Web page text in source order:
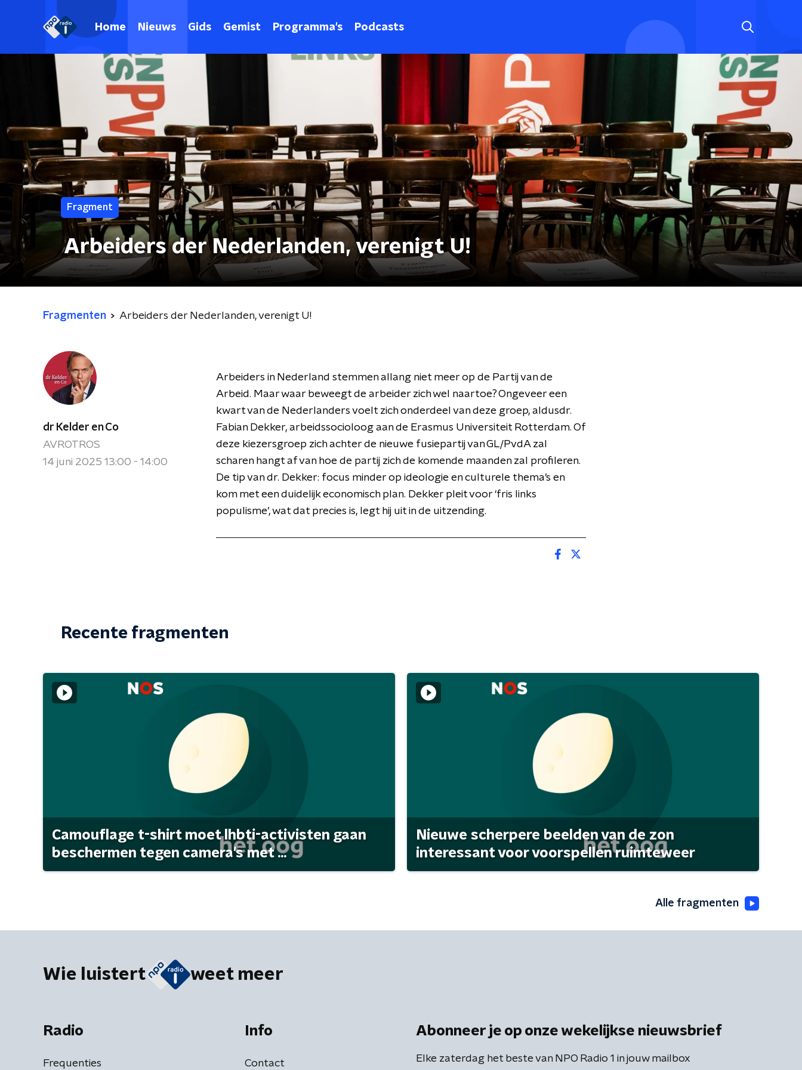
Home Nieuws Gids Gemist Programma's Podcasts
Fragment
Arbeiders der Nederlanden, verenigt U!
Fragmenten Arbeiders der Nederlanden, verenigt U!
dr Kelder en Co
AVROTROS
14 juni 2025 13:00 - 14:00
Arbeiders in Nederland stemmen allang niet meer op de Partij van de
Arbeid. Maar waar beweegt de arbeider zich wel naartoe? Ongeveer een
kwart van de Nederlanders voelt zich onderdeel van deze groep, aldusdr.
Fabian Dekker, arbeidssocioloog aan de Erasmus Universiteit Rotterdam. Of
deze kiezersgroep zich achter de nieuwe fusiepartij van GL/PvdA zal
scharen hangt af van hoe de partij zich de komende maanden zal profileren.
De tip van dr. Dekker: focus minder op ideologie en culturele thema’s en
kom met een duidelijk economisch plan. Dekker pleit voor ‘fris links
populisme’, wat dat precies is, legt hij uit in de uitzending.
Recente fragmenten
Camouflage t-shirt moet lhbti-activisten gaan
beschermen tegen camera's met ...
Nieuwe scherpere beelden van de zon
interessant voor voorspellen ruimteweer
Alle fragmenten
Wie luistert weet meer
Radio
Frequenties
Info
Contact
Abonneer je op onze wekelijkse nieuwsbrief
Elke zaterdag het beste van NPO Radio 1 in jouw mailbox